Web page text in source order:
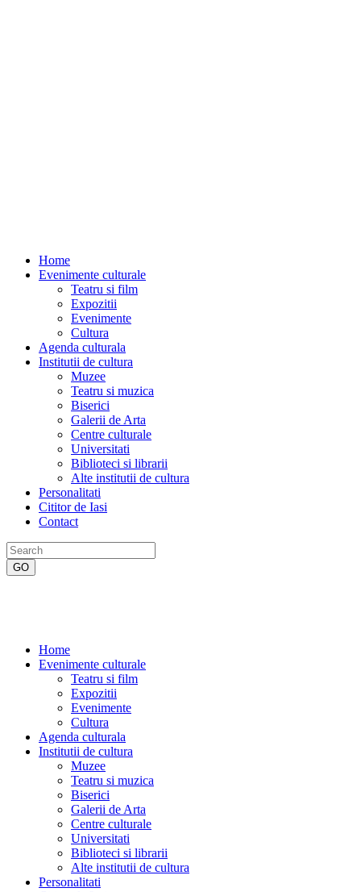
Home
Evenimente culturale
Teatru si film
Expozitii
Evenimente
Cultura
Agenda culturala
Institutii de cultura
Muzee
Teatru si muzica
Biserici
Galerii de Arta
Centre culturale
Universitati
Biblioteci si librarii
Alte institutii de cultura
Personalitati
Cititor de Iasi
Contact
Home
Evenimente culturale
Teatru si film
Expozitii
Evenimente
Cultura
Agenda culturala
Institutii de cultura
Muzee
Teatru si muzica
Biserici
Galerii de Arta
Centre culturale
Universitati
Biblioteci si librarii
Alte institutii de cultura
Personalitati